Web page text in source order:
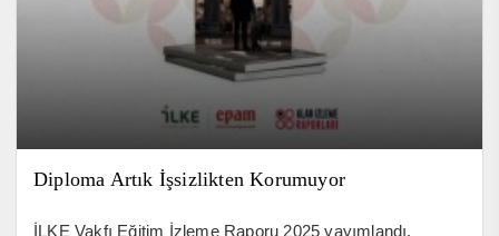
Diploma Artık İşsizlikten Korumuyor
İLKE Vakfı Eğitim İzleme Raporu 2025 yayımlandı.